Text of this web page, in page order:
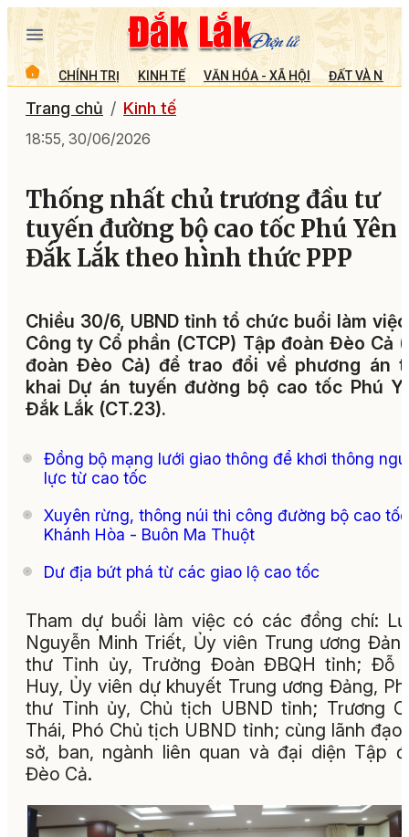
CHÍNH TRỊ KINH TẾ VĂN HÓA - XÃ HỘI ĐẤT VÀ
Trang chủ Kinh tế
18:55, 30/06/2026
Thống nhất chủ trương đầu tư
tuyến đường bộ cao tốc Phú Yên
Đắk Lắk theo hình thức PPP
Chiều 30/6, UBND tỉnh tổ chức buổi làm
Công ty Cổ phần (CTCP) Tập đoàn Đèo Cả
đoàn Đèo Cả) để trao đổi về phương án
khai Dự án tuyến đường bộ cao tốc Phú
Đắk Lắk (CT.23).
Đồng bộ mạng lưới giao thông để khơi thông
lực từ cao tốc
Xuyên rừng, thông núi thi công đường bộ cao tốc
Khánh Hòa - Buôn Ma Thuột
Dư địa bứt phá từ các giao lộ cao tốc
Tham dự buổi làm việc có các đồng chí:
Nguyễn Minh Triết, Ủy viên Trung ương
thư Tỉnh ủy, Trưởng Đoàn ĐBQH tỉnh; Đỗ
Huy, Ủy viên dự khuyết Trung ương Đảng,
thư Tỉnh ủy, Chủ tịch UBND tỉnh; Trương
Thái, Phó Chủ tịch UBND tỉnh; cùng lãnh đạo
sở, ban, ngành liên quan và đại diện Tập
Đèo Cả.